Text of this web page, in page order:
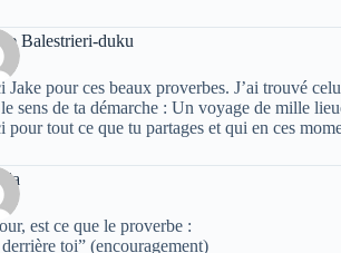
Balestrieri-duku
Jake pour ces beaux proverbes. J’ai trouvé
sens de ta démarche : Un voyage de mille
pour tout ce que tu partages et qui en ces
est ce que le proverbe :
derrière toi” (encouragement)